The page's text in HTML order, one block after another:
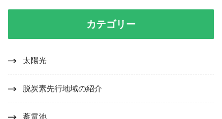
カテゴリー
太陽光
脱炭素先行地域の紹介
蓄電池